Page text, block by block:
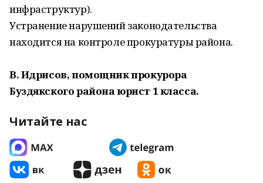
инфраструктур).
Устранение нарушений законодательства
находится на контроле прокуратуры района.
В. Идрисов, помощник прокурора
Буздякского района юрист 1 класса.
Читайте нас